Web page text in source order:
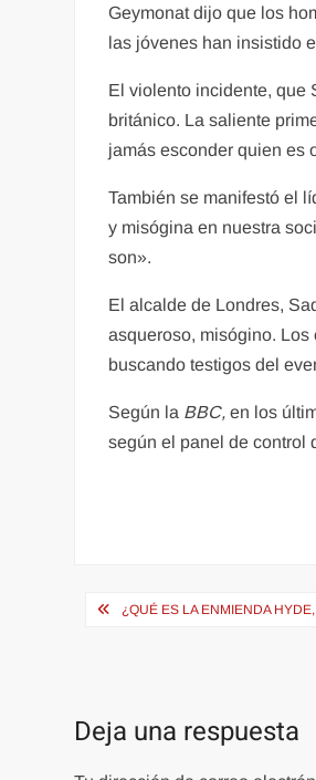
Geymonat dijo que los
las jóvenes han insistido
El violento incidente, que
británico. La saliente
jamás esconder quien es
También se manifestó el
y misógina en nuestra
son».
El alcalde de Londres,
asqueroso, misógino.
buscando testigos del
Según la BBC,en los
según el panel de control
Navegación
¿QUÉ ES LA ENMIENDA
Deja una respuesta